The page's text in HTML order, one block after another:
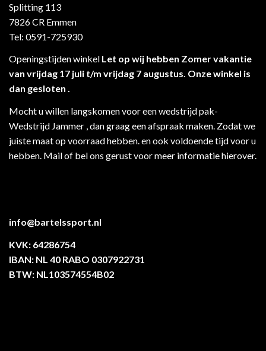
Splitting 113
7826 CR Emmen
Tel: 0591-725930
Openingstijden winkel Let op wij hebben Zomer vakantie
van vrijdag 17 juli t/m vrijdag 7 augustus. Onze winkel is
dan gesloten .
Mocht u willen langskomen voor een wedstrijd pak-
Wedstrijd Jammer , dan graag een afspraak maken. Zodat we
juiste maat op voorraad hebben. en ook voldoende tijd voor u
hebben. Mail of bel ons gerust voor meer informatie hierover.
info@bartelssport.nl
KVK: 64286754
IBAN: NL 40 RABO 0307922731
BTW: NL103574554B02